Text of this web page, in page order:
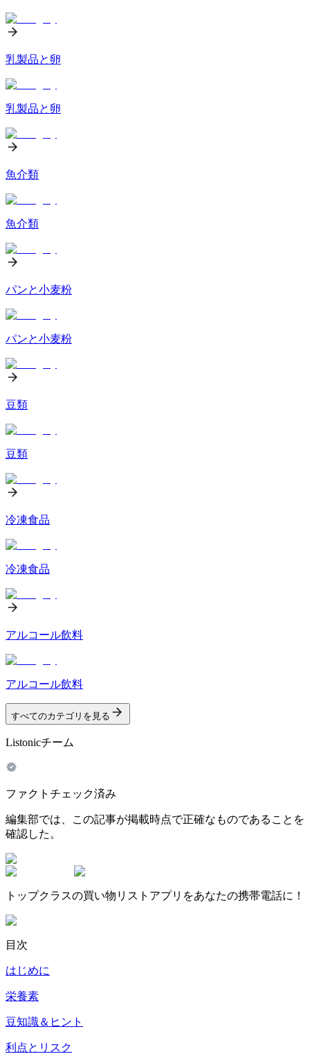
乳製品と卵
乳製品と卵
魚介類
魚介類
パンと小麦粉
パンと小麦粉
豆類
豆類
冷凍食品
冷凍食品
アルコール飲料
アルコール飲料
すべてのカテゴリを見る
Listonicチーム
ファクトチェック済み
編集部では、この記事が掲載時点で正確なものであることを
確認した。
トップクラスの買い物リストアプリをあなたの携帯電話に！
目次
はじめに
栄養素
豆知識＆ヒント
利点とリスク